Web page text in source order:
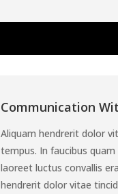
Communication
Aliquam hendrerit dolor
tempus. In faucibus
laoreet luctus convallis
hendrerit dolor vitae